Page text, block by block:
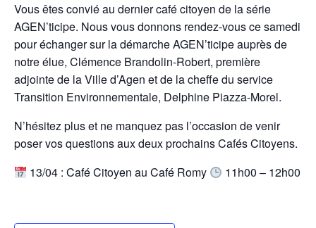
Vous êtes convié au dernier café citoyen de la série
AGEN’ticipe. Nous vous donnons rendez-vous ce samedi
pour échanger sur la démarche AGEN’ticipe auprès de
notre élue, Clémence Brandolin-Robert, première
adjointe de la Ville d’Agen et de la cheffe du service
Transition Environnementale, Delphine Piazza-Morel.
N’hésitez plus et ne manquez pas l’occasion de venir
poser vos questions aux deux prochains Cafés Citoyens.
13/04 : Café Citoyen au Café Romy
11h00 – 12h00